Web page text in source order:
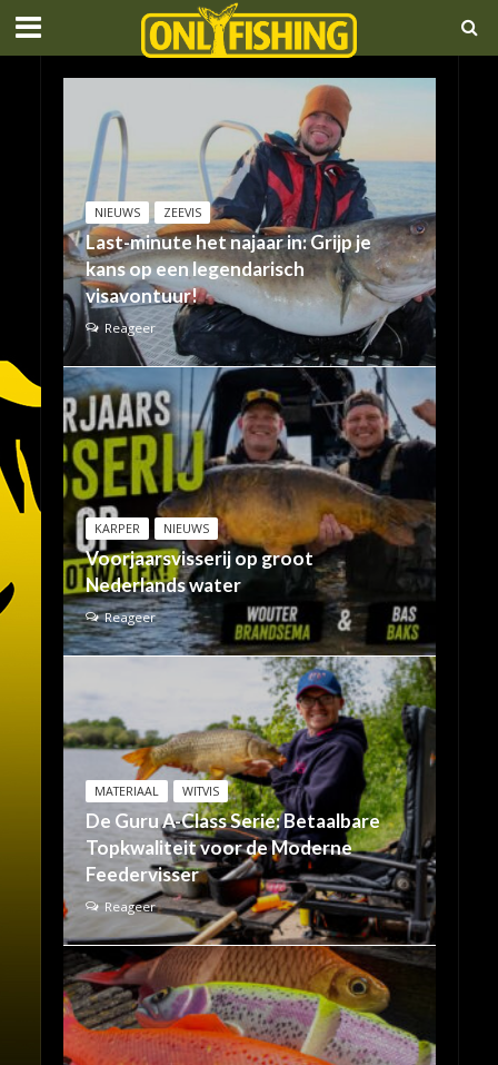
NIEUWS ZEEVIS
Last-minute het najaar in: Grijp je
kans op een legendarisch
visavontuur!
Reageer
KARPER NIEUWS
Voorjaarsvisserij op groot
Nederlands water
Reageer
MATERIAAL WITVIS
De Guru A-Class Serie: Betaalbare
Topkwaliteit voor de Moderne
Feedervisser
Reageer